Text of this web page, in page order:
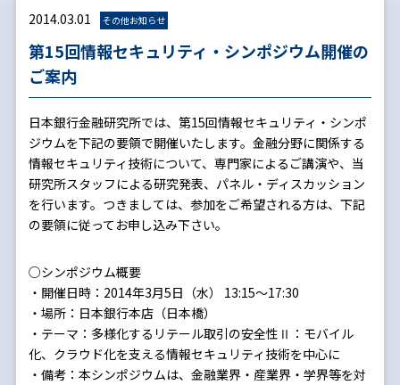
2014.03.01 その他お知らせ
第15回情報セキュリティ・シンポジウム開催の
ご案内
日本銀行金融研究所では、第15回情報セキュリティ・シンポ
ジウムを下記の要領で開催いたします。金融分野に関係する
情報セキュリティ技術について、専門家によるご講演や、当
研究所スタッフによる研究発表、パネル・ディスカッション
を行います。つきましては、参加をご希望される方は、下記
の要領に従ってお申し込み下さい。
○シンポジウム概要
・開催日時：2014年3月5日（水） 13:15～17:30
・場所：日本銀行本店（日本橋）
・テーマ：多様化するリテール取引の安全性Ⅱ：モバイル
化、クラウド化を支える情報セキュリティ技術を中心に
・備考：本シンポジウムは、金融業界・産業界・学界等を対